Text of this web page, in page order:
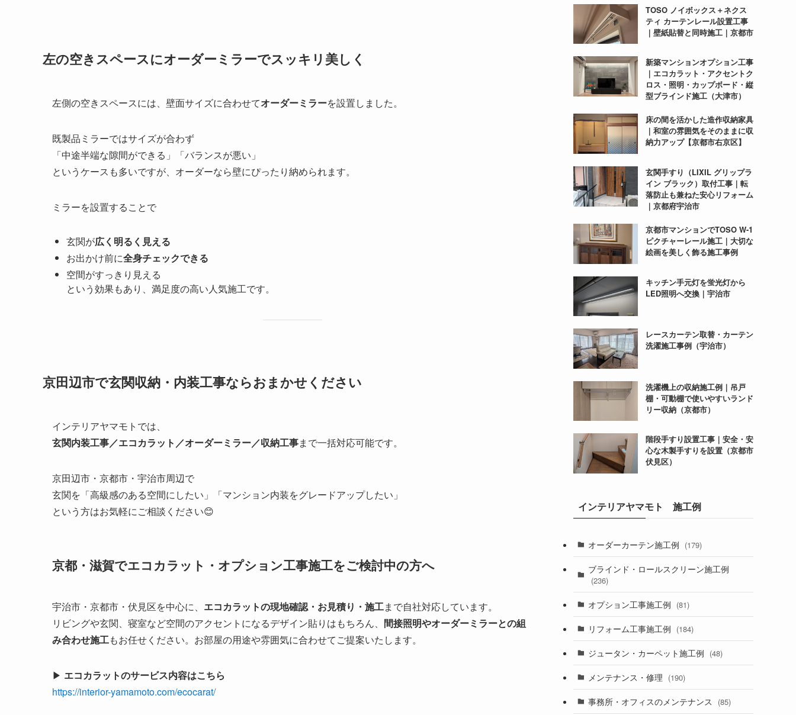
左の空きスペースにオーダーミラーでスッキリ美しく
左側の空きスペースには、壁面サイズに合わせてオーダーミラーを設置しました。
既製品ミラーではサイズが合わず
「中途半端な隙間ができる」「バランスが悪い」
というケースも多いですが、オーダーなら壁にぴったり納められます。
ミラーを設置することで
玄関が広く明るく見える
お出かけ前に全身チェックできる
空間がすっきり見える
という効果もあり、満足度の高い人気施工です。
京田辺市で玄関収納・内装工事ならおまかせください
インテリアヤマモトでは、
玄関内装工事／エコカラット／オーダーミラー／収納工事まで一括対応可能です。
京田辺市・京都市・宇治市周辺で
玄関を「高級感のある空間にしたい」「マンション内装をグレードアップしたい」
という方はお気軽にご相談ください😊
京都・滋賀でエコカラット・オプション工事施工をご検討中の方へ
宇治市・京都市・伏見区を中心に、 エコカラットの現地確認・お見積り・施工まで自社対応しています。
リビングや玄関、寝室など空間のアクセントになるデザイン貼りはもちろん、 間接照明やオーダーミラーとの組
み合わせ施工もお任せください。お部屋の用途や雰囲気に合わせてご提案いたします。
▶ エコカラットのサービス内容はこちら
https://interior-yamamoto.com/ecocarat/
TOSO ノイボックス＋ネクス
ティ カーテンレール設置工事
｜壁紙貼替と同時施工｜京都市
新築マンションオプション工事
｜エコカラット・アクセントク
ロス・照明・カップボード・縦
型ブラインド施工（大津市）
床の間を活かした造作収納家具
｜和室の雰囲気をそのままに収
納力アップ【京都市右京区】
玄関手すり（LIXIL グリップラ
イン ブラック）取付工事｜転
落防止も兼ねた安心リフォーム
｜京都府宇治市
京都市マンションでTOSO W-1
ピクチャーレール施工｜大切な
絵画を美しく飾る施工事例
キッチン手元灯を蛍光灯から
LED照明へ交換｜宇治市
レースカーテン取替・カーテン
洗濯施工事例（宇治市）
洗濯機上の収納施工例｜吊戸
棚・可動棚で使いやすいランド
リー収納（京都市）
階段手すり設置工事｜安全・安
心な木製手すりを設置（京都市
伏見区）
インテリアヤマモト 施工例
オーダーカーテン施工例 (179)
ブラインド・ロールスクリーン施工例
(236)
オプション工事施工例 (81)
リフォーム工事施工例 (184)
ジュータン・カーペット施工例 (48)
メンテナンス・修理 (190)
事務所・オフィスのメンテナンス (85)